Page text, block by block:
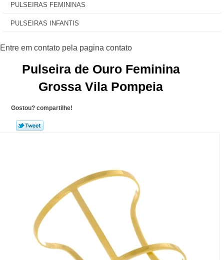
PULSEIRAS FEMININAS
PULSEIRAS INFANTIS
Pulseira de Ouro Feminina
Grossa Vila Pompeia
Gostou? compartilhe!